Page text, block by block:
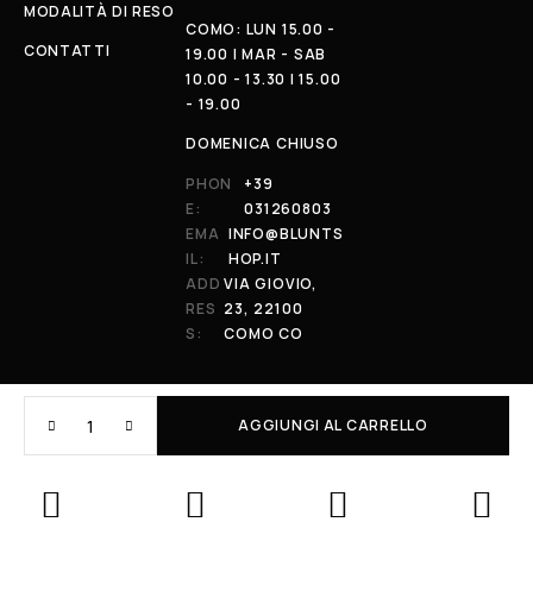
AGGIUNGI AL CARRELLO
MODALITÀ DI RESO
CONTATTI
COMO: LUN 15.00 -
19.00 | MAR - SAB
10.00 - 13.30 | 15.00
- 19.00
DOMENICA CHIUSO
PHON
E:
+39
031260803
EMA
IL:
INFO@BLUNTS
HOP.IT
ADD
RES
S:
VIA GIOVIO,
23, 22100
COMO CO
01848590038